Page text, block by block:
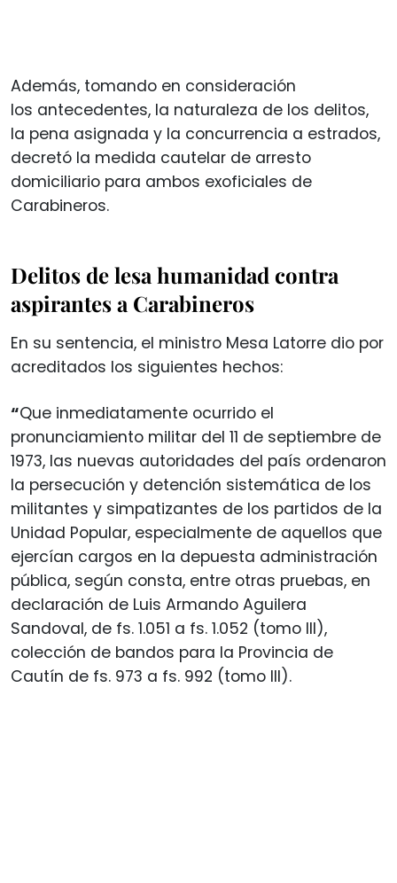
Además, tomando en consideración
los antecedentes, la naturaleza de los delitos,
la pena asignada y la concurrencia a estrados,
decretó la medida cautelar de arresto
domiciliario para ambos exoficiales de
Carabineros.
Delitos de lesa humanidad contra
aspirantes a Carabineros
En su sentencia, el ministro Mesa Latorre dio por
acreditados los siguientes hechos:
“Que inmediatamente ocurrido el
pronunciamiento militar del 11 de septiembre de
1973, las nuevas autoridades del país ordenaron
la persecución y detención sistemática de los
militantes y simpatizantes de los partidos de la
Unidad Popular, especialmente de aquellos que
ejercían cargos en la depuesta administración
pública, según consta, entre otras pruebas, en
declaración de Luis Armando Aguilera
Sandoval, de fs. 1.051 a fs. 1.052 (tomo III),
colección de bandos para la Provincia de
Cautín de fs. 973 a fs. 992 (tomo III).